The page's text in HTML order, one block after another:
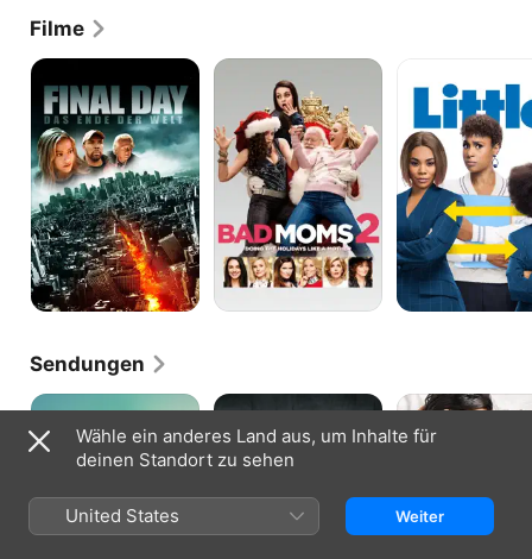
Filme
Final
Day
Das
Ende
der
Welt
Bad
Sendungen
Tracker Smallville
This
Us
ist
Leben
Wähle ein anderes Land aus, um Inhalte für
deinen Standort zu sehen
United States Weiter